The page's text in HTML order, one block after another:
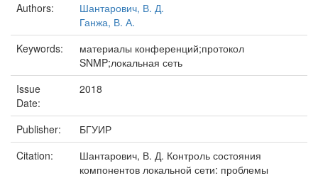
Authors:
Шантарович, В. Д.
Ганжа, В. А.
Keywords:
материалы конференций;протокол
SNMP;локальная сеть
Issue
Date:
2018
Publisher:
БГУИР
Citation:
Шантарович, В. Д. Контроль состояния
компонентов локальной сети: проблемы